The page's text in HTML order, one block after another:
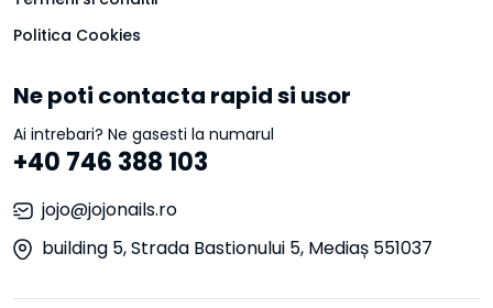
Politica Cookies
Ne poti contacta rapid si usor
Ai intrebari? Ne gasesti la numarul
+40 746 388 103
jojo@jojonails.ro
building 5, Strada Bastionului 5, Mediaș 551037